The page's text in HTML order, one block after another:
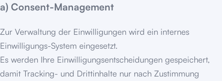
a) Consent-Management
Zur Verwaltung der Einwilligungen wird ein internes
Einwilligungs-System eingesetzt.
Es werden Ihre Einwilligungsentscheidungen gespeichert,
damit Tracking- und Drittinhalte nur nach Zustimmung